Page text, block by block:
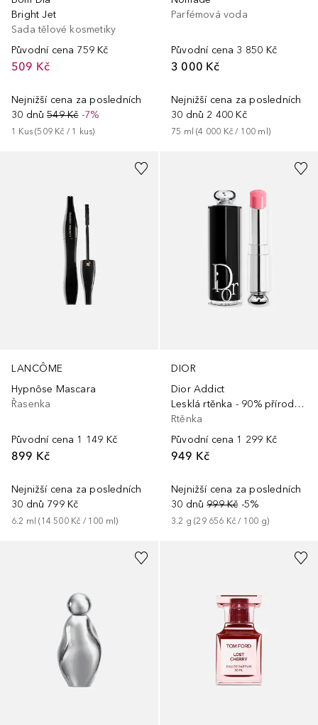
Bright Jet
Sada tělové kosmetiky
Původní cena 759 Kč
509 Kč
Nejnižší cena za posledních
30 dnů 549 Kč-7%
1 Kus (509 Kč / 1 kus)
Parfémová voda
Původní cena 3 850 Kč
3 000 Kč
Nejnižší cena za posledních
30 dnů 2 400 Kč
75 ml (4 000 Kč / 100 ml )
LANCÔME
Hypnôse Mascara
Řasenka
Původní cena 1 149 Kč
899 Kč
Nejnižší cena za posledních
30 dnů 799 Kč
6.2 ml (14 500 Kč / 100 ml)
DIOR
Dior Addict
Lesklá rtěnka - 90% přírodní složení - Doplnitelná
Rtěnka
Původní cena 1 299 Kč
949 Kč
Nejnižší cena za posledních
30 dnů 999 Kč-5%
3.2 g (29 656 Kč / 100 g)
+39